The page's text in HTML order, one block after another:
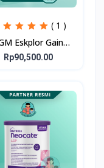
( 1 )
Eskplor Gain
Optigrow 1plus
Rp90,500.00